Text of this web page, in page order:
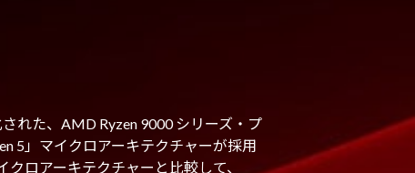
れた、AMD Ryzen 9000 シリーズ・プ
5」マイクロアーキテクチャーが採用
クロアーキテクチャーと比較して、